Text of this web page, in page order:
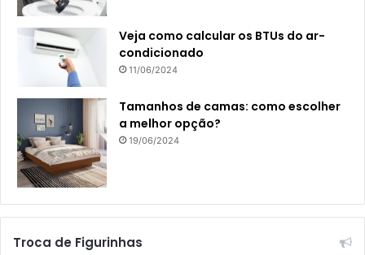
Veja como calcular os BTUs do ar-
condicionado
11/06/2024
Tamanhos de camas: como escolher
a melhor opção?
19/06/2024
Troca de Figurinhas